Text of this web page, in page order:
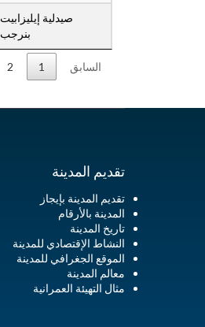
صيدلية إيليزابيت
بنرجب
السابق 1
2
تقديم المدينة
تقديم المدينة بإيجاز
المدينة بالأرقام
تاريخ المدينة
النشاط الإقتصادي للمدينة
الموقع الجغرافي للمدينة
معالم المدينة
مثال التهيئة العمرانية